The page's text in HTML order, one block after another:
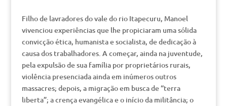
Filho de lavradores do vale do rio Itapecuru, Manoel
vivenciou experiências que lhe propiciaram uma sólida
convicção ética, humanista e socialista, de dedicação à
causa dos trabalhadores. A começar, ainda na juventude,
pela expulsão de sua família por proprietários rurais,
violência presenciada ainda em inúmeros outros
massacres; depois, a migração em busca de “terra
liberta”; a crença evangélica e o início da militância; o